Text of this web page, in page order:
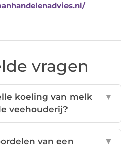
vragen
koeling van melk
veehouderij?
▼
van een
▼